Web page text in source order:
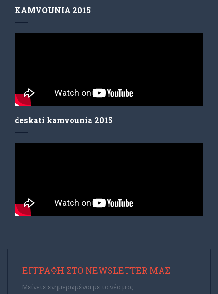
KAMVOUNIA 2015
deskati kamvounia 2015
ΕΓΓΡΑΦΉ ΣΤΟ NEWSLETTER ΜΑΣ
Μείνετε ενημερωμένοι με τα νέα μας